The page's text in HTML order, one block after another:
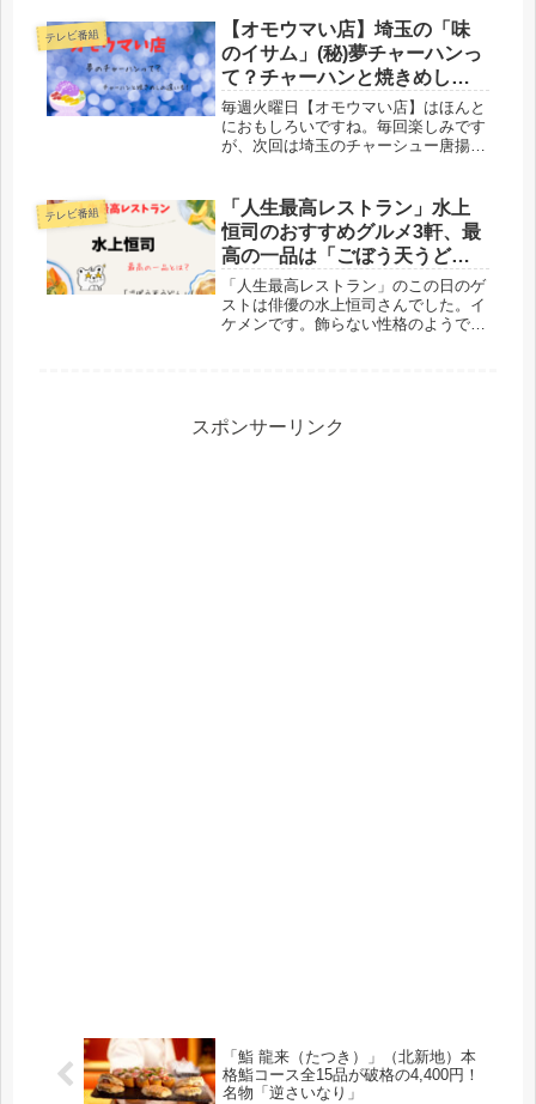
ー」（道の駅常総）でした！ギネス世
界記録も樹立したメロンパンですよ。
テレビ番組
【オモウマい店】埼玉の「味
のイサム」(秘)夢チャーハンっ
て？チャーハンと焼きめしの
違いも紹介！
毎週火曜日【オモウマい店】はほんと
におもしろいですね。毎回楽しみです
が、次回は埼玉のチャーシュー唐揚げ
の人気店のようです。場所は？それ
と、チャーハンと焼きめしの違いも紹
介！
テレビ番組
「人生最高レストラン」水上
恒司のおすすめグルメ3軒、最
高の一品は「ごぼう天うど
ん」
「人生最高レストラン」のこの日のゲ
ストは俳優の水上恒司さんでした。イ
ケメンです。飾らない性格のようで、
スポンサーリンク
「鮨 龍来（たつき）」（北新地）本
格鮨コース全15品が破格の4,400円！
名物「逆さいなり」